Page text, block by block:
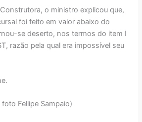
o ministro explicou que,
foi feito em valor abaixo do
se deserto, nos termos do item I
razão pela qual era impossível seu
Fellipe Sampaio)